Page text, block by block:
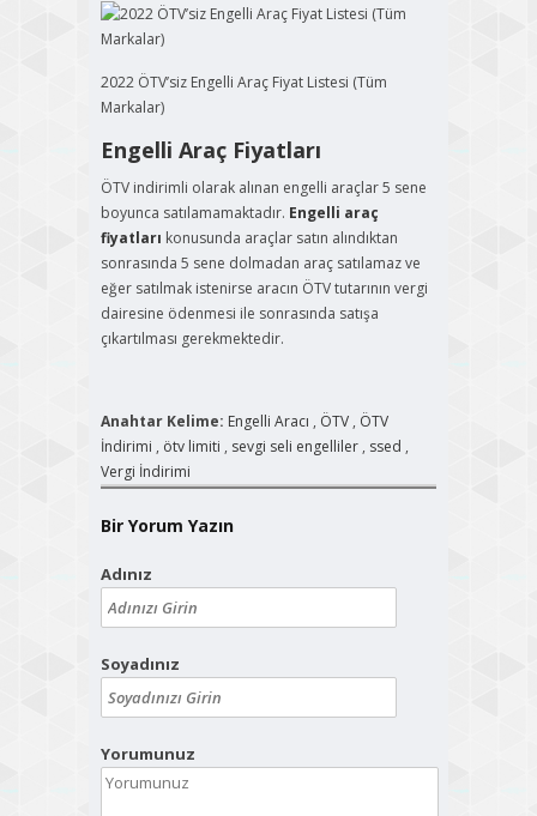
2022 ÖTV’siz Engelli Araç Fiyat Listesi (Tüm
Markalar)
Engelli Araç Fiyatları
ÖTV indirimli olarak alınan engelli araçlar 5 sene
boyunca satılamamaktadır. Engelli araç
fiyatları konusunda araçlar satın alındıktan
sonrasında 5 sene dolmadan araç satılamaz ve
eğer satılmak istenirse aracın ÖTV tutarının vergi
dairesine ödenmesi ile sonrasında satışa
çıkartılması gerekmektedir.
Anahtar Kelime: Engelli Aracı , ÖTV , ÖTV
İndirimi , ötv limiti , sevgi seli engelliler , ssed ,
Vergi İndirimi
Bir Yorum Yazın
Adınız
Soyadınız
Yorumunuz